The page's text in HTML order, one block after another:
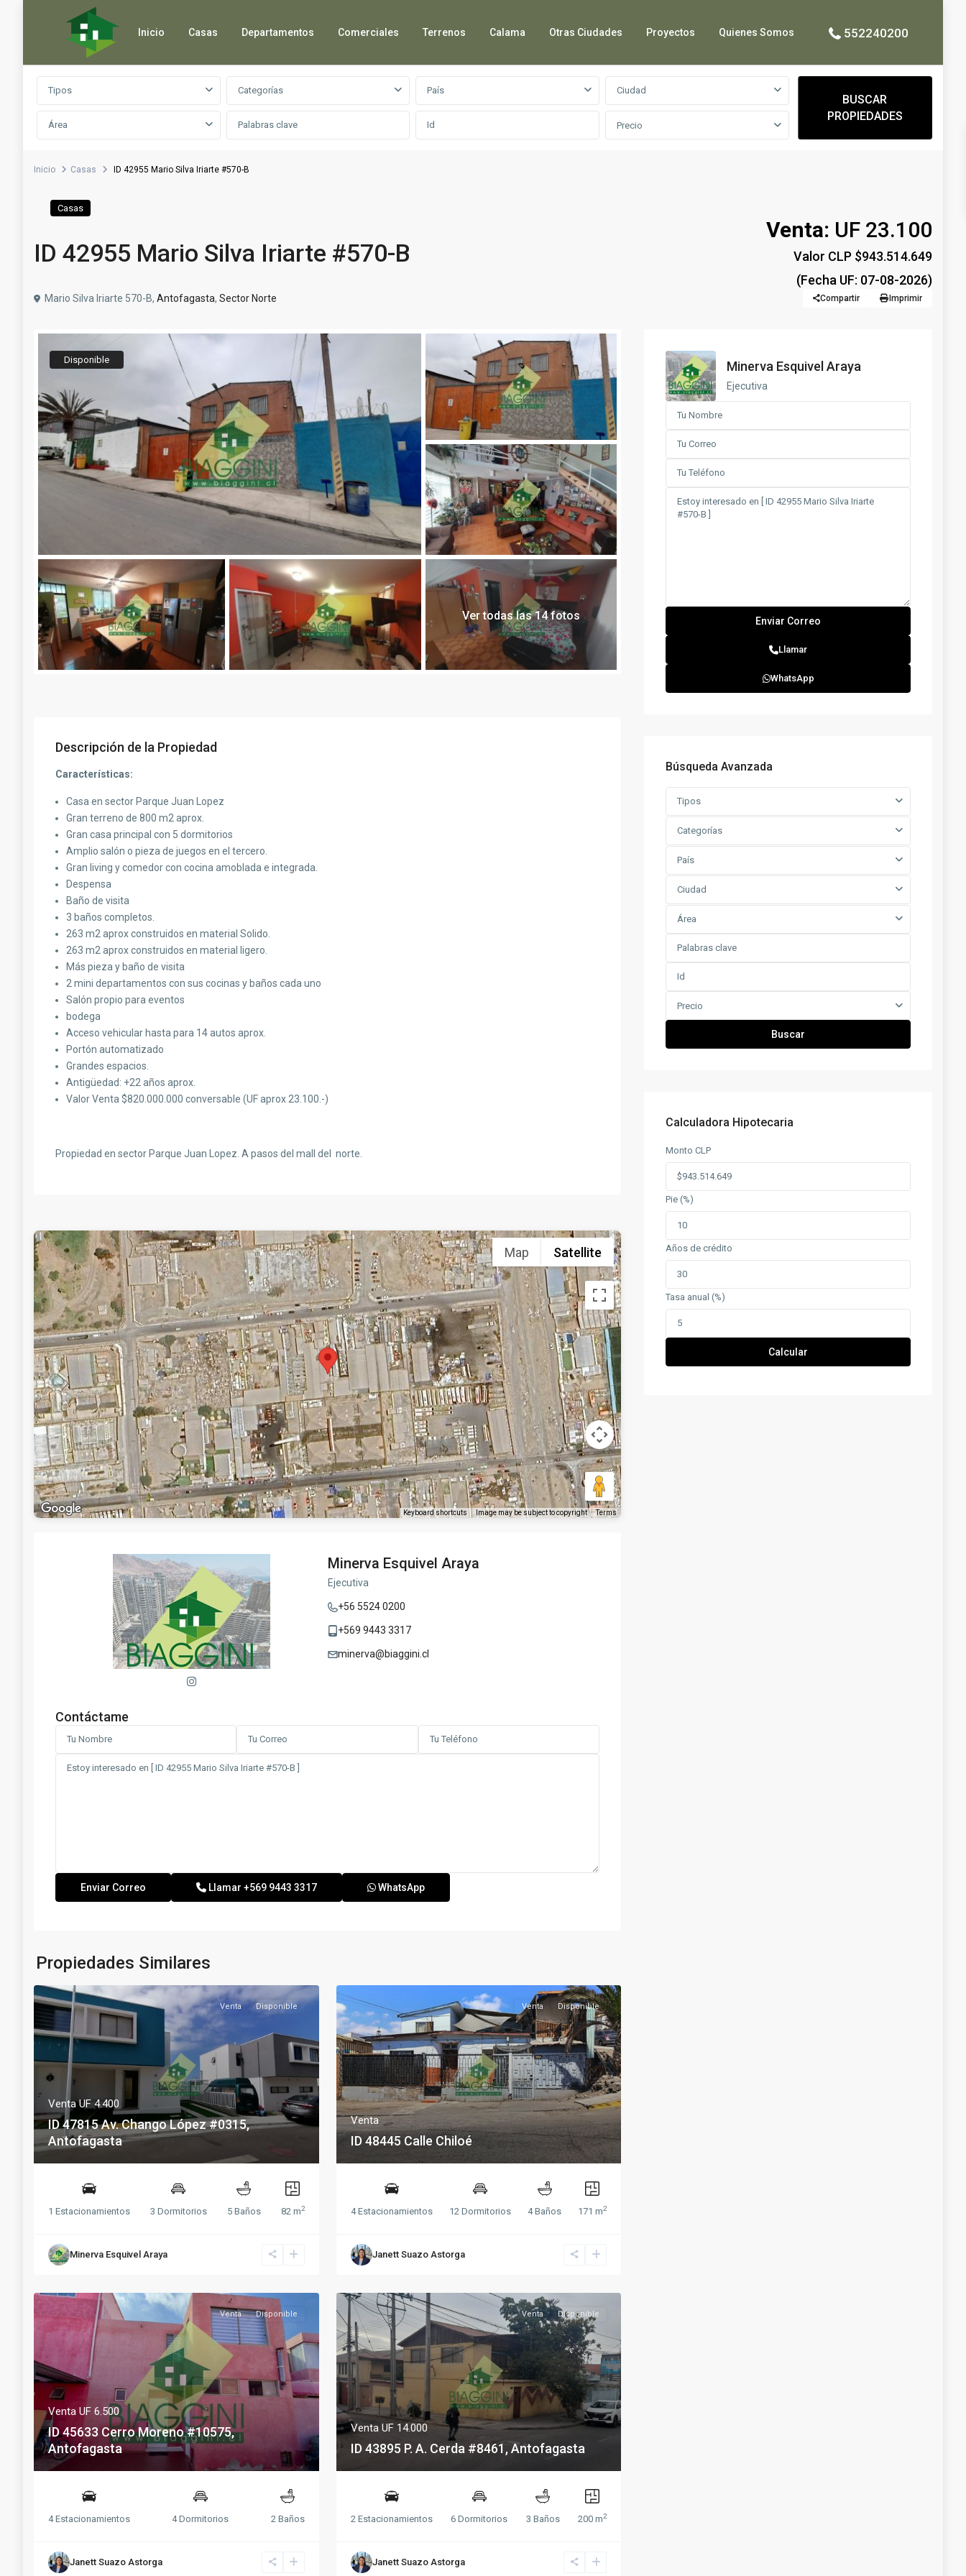
Inicio Casas Departamentos Comerciales Terrenos Calama Otras Ciudades Proyectos Quienes Somos 552240200
Búsqueda avanzada
Tipos Categorías País Ciudad
Área Precio
BUSCAR
PROPIEDADES
Inicio Casas ID 42955 Mario Silva Iriarte #570-B
Casas
ID 42955 Mario Silva Iriarte #570-B
Venta: UF 23.100
Valor CLP $943.514.649
(Fecha UF: 07-08-2026)
Mario Silva Iriarte 570-B, Antofagasta, Sector Norte Compartir Imprimir
Disponible
Ver todas las 14 fotos
Descripción de la Propiedad
Características:
Casa en sector Parque Juan Lopez
Gran terreno de 800 m2 aprox.
Gran casa principal con 5 dormitorios
Amplio salón o pieza de juegos en el tercero.
Gran living y comedor con cocina amoblada e integrada.
Despensa
Baño de visita
3 baños completos.
263 m2 aprox construidos en material Solido.
263 m2 aprox construidos en material ligero.
Más pieza y baño de visita
2 mini departamentos con sus cocinas y baños cada uno
Salón propio para eventos
bodega
Acceso vehicular hasta para 14 autos aprox.
Portón automatizado
Grandes espacios.
Antigüedad: +22 años aprox.
Valor Venta $820.000.000 conversable (UF aprox 23.100.-)
Propiedad en sector Parque Juan Lopez. A pasos del mall del norte.
Map Satellite
Keyboard shortcuts Image may be subject to copyright Terms
Minerva Esquivel Araya
Ejecutiva
+56 5524 0200
+569 9443 3317
minerva@biaggini.cl
Contáctame
Llamar +569 9443 3317 WhatsApp
Propiedades Similares
Venta Disponible
VentaUF 4.400
ID 47815 Av. Chango López #0315,
Antofagasta
1 Estacionamientos 3 Dormitorios 5 Baños 82 m2
Minerva Esquivel Araya
Venta Disponible
Venta
ID 48445 Calle Chiloé
4 Estacionamientos 12 Dormitorios 4 Baños 171 m2
Janett Suazo Astorga
Venta Disponible
Venta UF 6.500
ID 45633 Cerro Moreno #10575,
Antofagasta
4 Estacionamientos 4 Dormitorios 2 Baños
Janett Suazo Astorga
Venta Disponible
VentaUF 14.000
ID 43895 P. A. Cerda #8461, Antofagasta
2 Estacionamientos 6 Dormitorios 3 Baños 200 m2
Janett Suazo Astorga
Minerva Esquivel Araya
Ejecutiva
Llamar
WhatsApp
Búsqueda Avanzada
Tipos
Categorías
País
Ciudad
Área
Precio
Buscar
Calculadora Hipotecaria
Monto CLP
Pie (%)
Años de crédito
Tasa anual (%)
Calcular